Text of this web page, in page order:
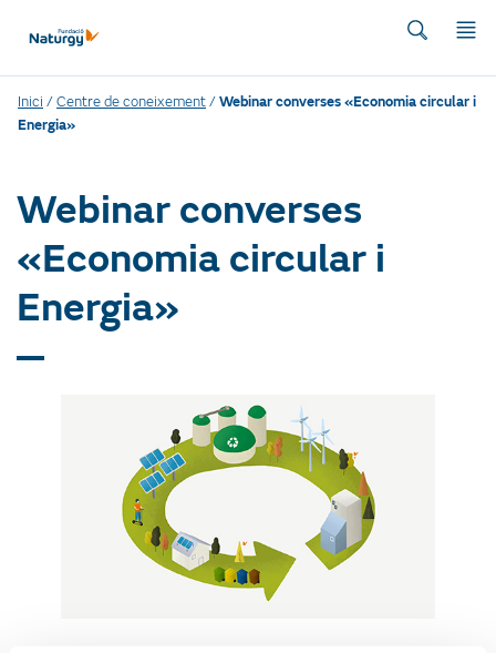
Inici /Centre de coneixement/Webinar converses «Economia circular i
Energia»
Webinar converses
«Economia circular i
Energia»